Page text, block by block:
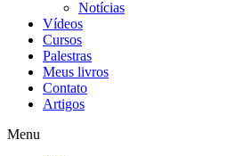
Notícias
Vídeos
Cursos
Palestras
Meus livros
Contato
Artigos
Menu